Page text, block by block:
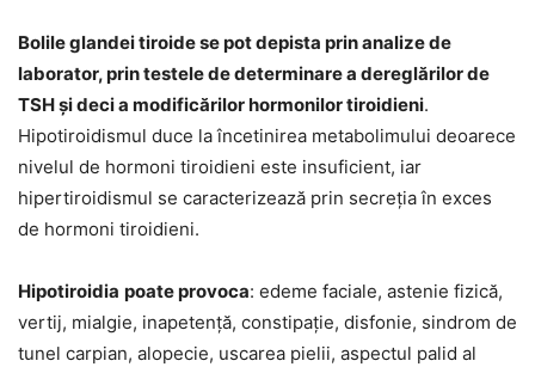
Bolile glandei tiroide se pot depista prin analize de
laborator, prin testele de determinare a dereglărilor de
TSH și deci a modificărilor hormonilor tiroidieni.
Hipotiroidismul duce la încetinirea metabolimului deoarece
nivelul de hormoni tiroidieni este insuficient, iar
hipertiroidismul se caracterizează prin secreția în exces
de hormoni tiroidieni.
Hipotiroidia poate provoca: edeme faciale, astenie fizică,
vertij, mialgie, inapetență, constipație, disfonie, sindrom de
tunel carpian, alopecie, uscarea pielii, aspectul palid al